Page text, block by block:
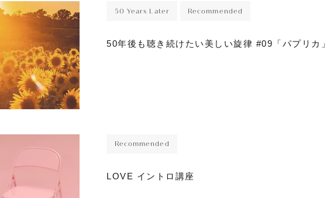
50 Years Later Recommended
50年後も聴き続けたい美しい旋律 #09「パプリカ」
Recommended
LOVE イントロ講座